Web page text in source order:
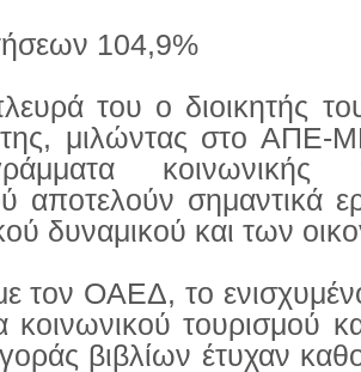
104,9%
του ο διοικητής
μιλώντας στο ΑΠΕ-
κοινωνικής
αποτελούν σημαντικά
δυναμικού και των
τον ΟΑΕΔ, το
κοινωνικού τουρισμού
βιβλίων έτυχαν